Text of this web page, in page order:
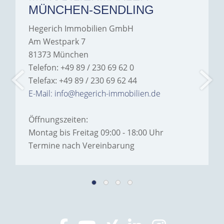
MÜNCHEN-SENDLING
Hegerich Immobilien GmbH
Am Westpark 7
81373 München
Telefon: +49 89 / 230 69 62 0
Telefax: +49 89 / 230 69 62 44
E-Mail: info@hegerich-immobilien.de
Öffnungszeiten:
Montag bis Freitag 09:00 - 18:00 Uhr
Termine nach Vereinbarung